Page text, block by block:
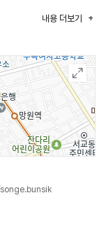
내용 더보기